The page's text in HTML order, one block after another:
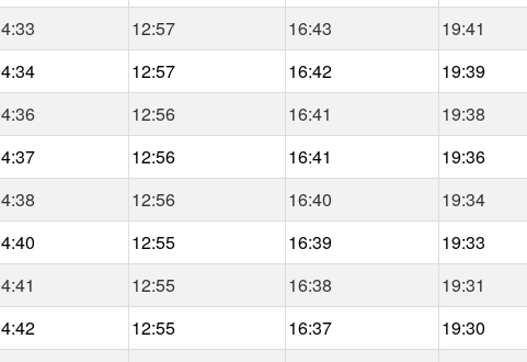
12:57 16:43 19:41
12:57 16:42 19:39
12:56 16:41 19:38
12:56 16:41 19:36
12:56 16:40 19:34
12:55 16:39 19:33
12:55 16:38 19:31
12:55 16:37 19:30